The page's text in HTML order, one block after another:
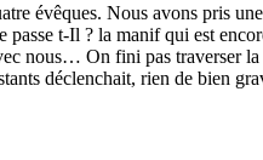
évêques. Nous avons pris
t-Il ? la manif qui est
nous… On fini pas traverser
déclenchait, rien de bien